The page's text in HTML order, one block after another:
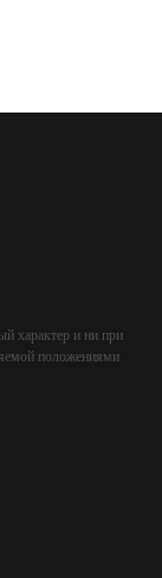
характер и ни при
положениями